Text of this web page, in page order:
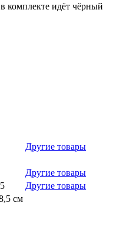
комплекте идёт чёрный
Другие товары
Другие товары
Другие товары
см